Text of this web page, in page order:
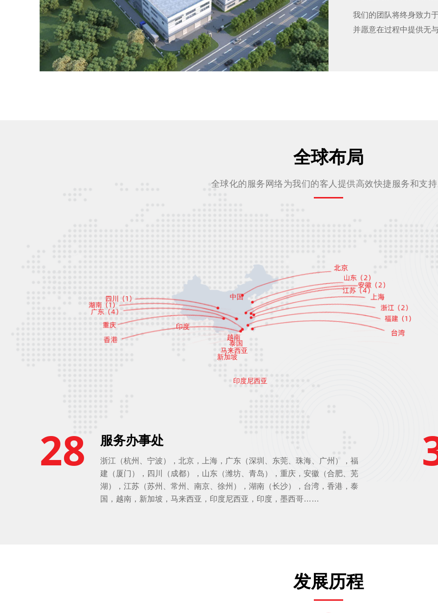
我们的团队将终身致力
并愿意在过程中提供无
全球布局
全球化的服务网络为我们的客人提供高效快捷服务和支
中国
印度
越南
泰国
新加坡
马来西亚
印度尼西亚
28 服务办事处
浙江（杭州、宁波），北京，上海，广东（深圳、东莞、珠海、广州），福
建（厦门），四川（成都），山东（潍坊、青岛），重庆，安徽（合肥、芜
湖），江苏（苏州、常州、南京、徐州），湖南（长沙），台湾，香港，泰
国，越南，新加坡，马来西亚，印度尼西亚，印度，墨西哥……
发展历程